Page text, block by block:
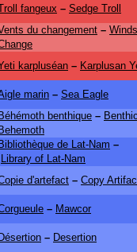
fangeux – Sedge Troll
du changement –
karpluséan – Karplusan
marin – Sea Eagle
Béhémoth benthique –
Behemoth
Bibliothèque de Lat-Nam –
Library of Lat-Nam
d'artefact – Copy
– Mawcor
Désertion – Desertion